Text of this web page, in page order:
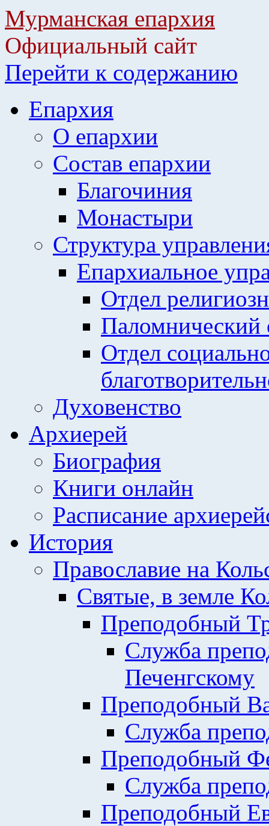
Мурманская епархия
Официальный сайт
Перейти к содержанию
Епархия
О епархии
Состав епархии
Благочиния
Монастыри
Структура
Епархиальное
Отдел
Паломнический
Отдел
Духовенство
Архиерей
Биография
Книги онлайн
Расписание
История
Православие на
Святые, в земле
Преподобный
Служба
Печенгскому
Преподобный
Служба
Преподобный
Служба
Преподобный